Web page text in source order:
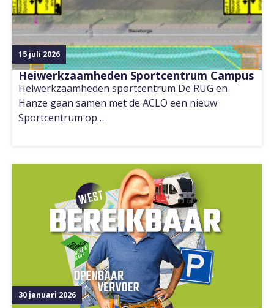
15 juli 2026
Heiwerkzaamheden Sportcentrum Campus
Heiwerkzaamheden sportcentrum De RUG en
Hanze gaan samen met de ACLO een nieuw
Sportcentrum op…
30 januari 2026